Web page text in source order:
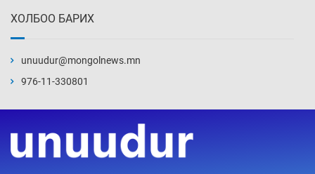
13 цаг 58 мин
14 цаг 28 мин
ХОЛБОО БАРИХ
unuudur@mongolnews.mn
976-11-330801